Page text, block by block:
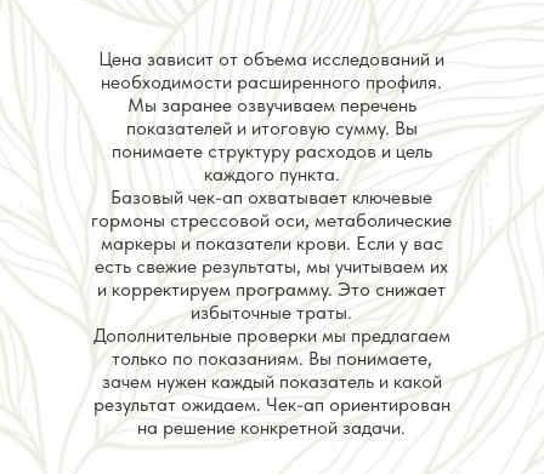
Цена зависит от объема исследований и
необходимости расширенного профиля.
Мы заранее озвучиваем перечень
показателей и итоговую сумму. Вы
понимаете структуру расходов и цель
каждого пункта.
Базовый чек-ап охватывает ключевые
гормоны стрессовой оси, метаболические
маркеры и показатели крови. Если у вас
есть свежие результаты, мы учитываем их
и корректируем программу. Это снижает
избыточные траты.
Дополнительные проверки мы предлагаем
только по показаниям. Вы понимаете,
зачем нужен каждый показатель и какой
результат ожидаем. Чек-ап ориентирован
на решение конкретной задачи.